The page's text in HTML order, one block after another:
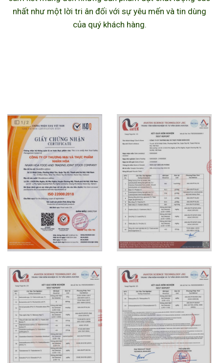
nhất như một lời tri ân đối với sự yêu mến và tin dùng
của quý khách hàng.